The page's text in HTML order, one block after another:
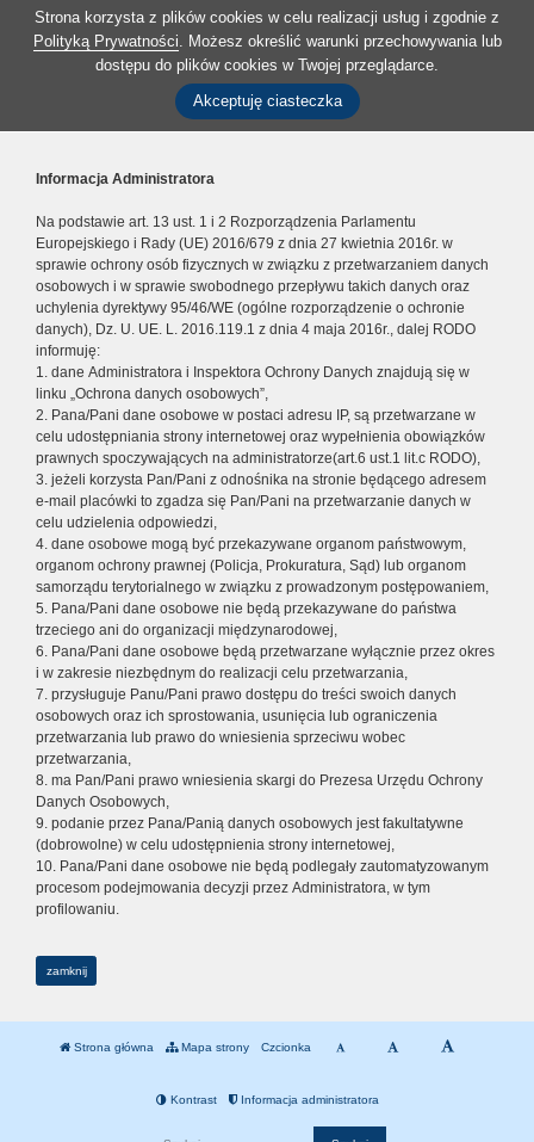
Strona korzysta z plików cookies w celu realizacji usług i zgodnie z
Polityką Prywatności. Możesz określić warunki przechowywania lub
dostępu do plików cookies w Twojej przeglądarce.
Akceptuję ciasteczka
Informacja Administratora
Na podstawie art. 13 ust. 1 i 2 Rozporządzenia Parlamentu
Europejskiego i Rady (UE) 2016/679 z dnia 27 kwietnia 2016r. w
sprawie ochrony osób fizycznych w związku z przetwarzaniem danych
osobowych i w sprawie swobodnego przepływu takich danych oraz
uchylenia dyrektywy 95/46/WE (ogólne rozporządzenie o ochronie
danych), Dz. U. UE. L. 2016.119.1 z dnia 4 maja 2016r., dalej RODO
informuję:
1. dane Administratora i Inspektora Ochrony Danych znajdują się w
linku „Ochrona danych osobowych”,
2. Pana/Pani dane osobowe w postaci adresu IP, są przetwarzane w
celu udostępniania strony internetowej oraz wypełnienia obowiązków
prawnych spoczywających na administratorze(art.6 ust.1 lit.c RODO),
3. jeżeli korzysta Pan/Pani z odnośnika na stronie będącego adresem
e-mail placówki to zgadza się Pan/Pani na przetwarzanie danych w
celu udzielenia odpowiedzi,
4. dane osobowe mogą być przekazywane organom państwowym,
organom ochrony prawnej (Policja, Prokuratura, Sąd) lub organom
samorządu terytorialnego w związku z prowadzonym postępowaniem,
5. Pana/Pani dane osobowe nie będą przekazywane do państwa
trzeciego ani do organizacji międzynarodowej,
6. Pana/Pani dane osobowe będą przetwarzane wyłącznie przez okres
i w zakresie niezbędnym do realizacji celu przetwarzania,
7. przysługuje Panu/Pani prawo dostępu do treści swoich danych
osobowych oraz ich sprostowania, usunięcia lub ograniczenia
przetwarzania lub prawo do wniesienia sprzeciwu wobec
przetwarzania,
8. ma Pan/Pani prawo wniesienia skargi do Prezesa Urzędu Ochrony
Danych Osobowych,
9. podanie przez Pana/Panią danych osobowych jest fakultatywne
(dobrowolne) w celu udostępnienia strony internetowej,
10. Pana/Pani dane osobowe nie będą podlegały zautomatyzowanym
procesom podejmowania decyzji przez Administratora, w tym
profilowaniu.
zamknij
Strona główna Mapa strony Czcionka
Kontrast Informacja administratora